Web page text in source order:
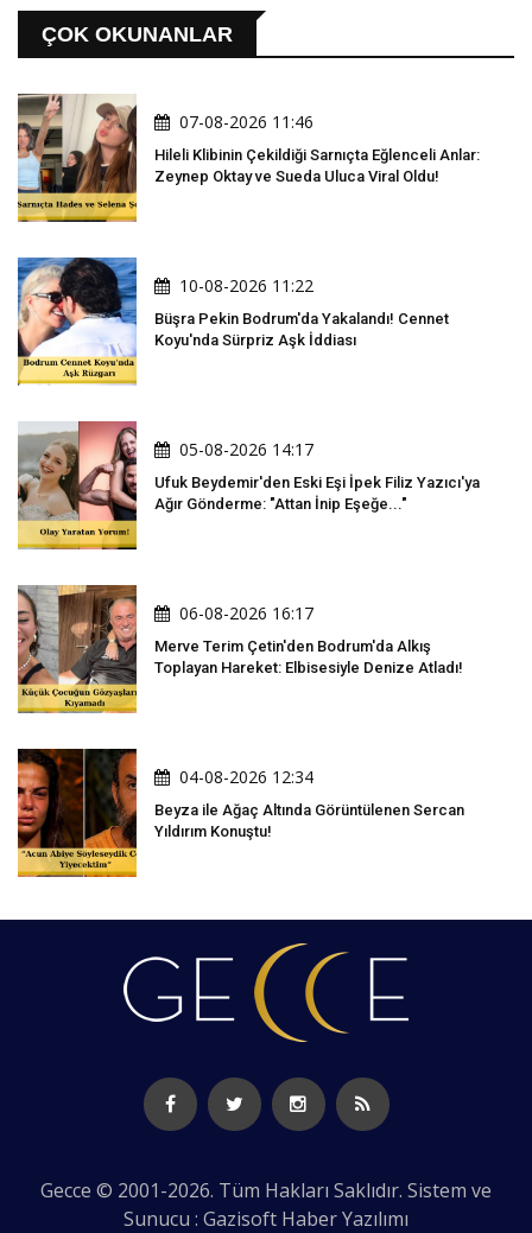
ÇOK OKUNANLAR
07-08-2026 11:46
Hileli Klibinin Çekildiği Sarnıçta Eğlenceli Anlar:
Zeynep Oktay ve Sueda Uluca Viral Oldu!
10-08-2026 11:22
Büşra Pekin Bodrum'da Yakalandı! Cennet
Koyu'nda Sürpriz Aşk İddiası
05-08-2026 14:17
Ufuk Beydemir'den Eski Eşi İpek Filiz Yazıcı'ya
Ağır Gönderme: "Attan İnip Eşeğe..."
06-08-2026 16:17
Merve Terim Çetin'den Bodrum'da Alkış
Toplayan Hareket: Elbisesiyle Denize Atladı!
04-08-2026 12:34
Beyza ile Ağaç Altında Görüntülenen Sercan
Yıldırım Konuştu!
Gecce © 2001-2026. Tüm Hakları Saklıdır. Sistem ve
Sunucu : Gazisoft Haber Yazılımı